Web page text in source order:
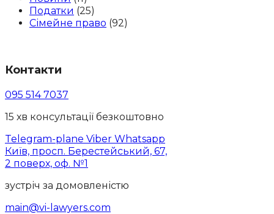
Податки (25)
Сімейне право (92)
Контакти
095 514 7037
15 хв консультації безкоштовно
Telegram-plane Viber Whatsapp
Київ, просп. Берестейський, 67,
2 поверх, оф. №1
зустріч за домовленістю
main@vi-lawyers.com